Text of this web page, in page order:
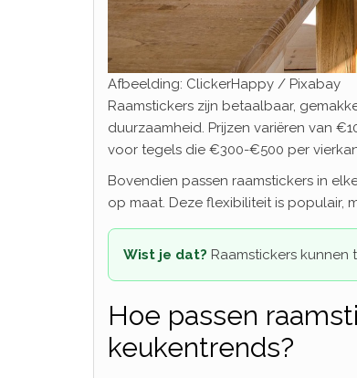
Afbeelding: ClickerHappy / Pixabay
Raamstickers zijn betaalbaar,
duurzaamheid. Prijzen variëren van
voor tegels die €300-€500 per
Bovendien passen raamstickers in
op maat. Deze flexibiliteit is populair,
Wist je dat? Raamstickers
Hoe passen
keukentrends?